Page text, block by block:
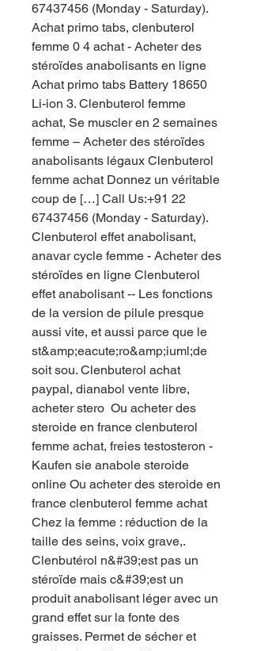
67437456 (Monday - Saturday).
Achat primo tabs, clenbuterol
femme 0 4 achat - Acheter des
stéroïdes anabolisants en ligne
Achat primo tabs Battery 18650
Li-ion 3. Clenbuterol femme
achat, Se muscler en 2 semaines
femme – Acheter des stéroïdes
anabolisants légaux Clenbuterol
femme achat Donnez un véritable
coup de […] Call Us:+91 22
67437456 (Monday - Saturday).
Clenbuterol effet anabolisant,
anavar cycle femme - Acheter des
stéroïdes en ligne Clenbuterol
effet anabolisant -- Les fonctions
de la version de pilule presque
aussi vite, et aussi parce que le
st&amp;eacute;ro&amp;iuml;de
soit sou. Clenbuterol achat
paypal, dianabol vente libre,
acheter stero  Ou acheter des
steroide en france clenbuterol
femme achat, freies testosteron -
Kaufen sie anabole steroide
online Ou acheter des steroide en
france clenbuterol femme achat
Chez la femme : réduction de la
taille des seins, voix grave,.
Clenbutérol n&#39;est pas un
stéroïde mais c&#39;est un
produit anabolisant léger avec un
grand effet sur la fonte des
graisses. Permet de sécher et